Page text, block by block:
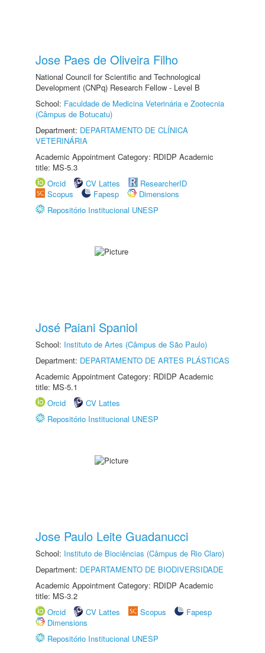
Jose Paes de Oliveira Filho
National Council for Scientific and Technological
Development (CNPq) Research Fellow - Level B
School: Faculdade de Medicina Veterinária e Zootecnia
(Câmpus de Botucatu)
Department: DEPARTAMENTO DE CLÍNICA
VETERINÁRIA
Academic Appointment Category: RDIDP Academic
title: MS-5.3
Orcid
CV Lattes
ResearcherID
Scopus
Fapesp
Dimensions
Repositório Institucional UNESP
José Paiani Spaniol
School: Instituto de Artes (Câmpus de São Paulo)
Department: DEPARTAMENTO DE ARTES PLÁSTICAS
Academic Appointment Category: RDIDP Academic
title: MS-5.1
Orcid
CV Lattes
Repositório Institucional UNESP
Jose Paulo Leite Guadanucci
School: Instituto de Biociências (Câmpus de Rio Claro)
Department: DEPARTAMENTO DE BIODIVERSIDADE
Academic Appointment Category: RDIDP Academic
title: MS-3.2
Orcid
CV Lattes Scopus
Fapesp
Dimensions
Repositório Institucional UNESP